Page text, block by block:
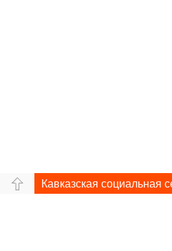
Кавказская социальная